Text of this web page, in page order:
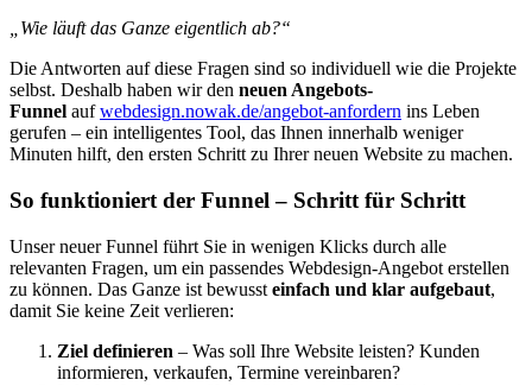
„Wie läuft das Ganze eigentlich ab?“
Die Antworten auf diese Fragen sind so individuell wie die Projekte
selbst. Deshalb haben wir den neuen Angebots-
Funnel aufwebdesign.nowak.de/angebot-anfordern ins Leben
gerufen – ein intelligentes Tool, das Ihnen innerhalb weniger
Minuten hilft, den ersten Schritt zu Ihrer neuen Website zu machen.
So funktioniert der Funnel – Schritt für Schritt
Unser neuer Funnel führt Sie in wenigen Klicks durch alle
relevanten Fragen, um ein passendes Webdesign-Angebot erstellen
zu können. Das Ganze ist bewusst einfach und klar aufgebaut,
damit Sie keine Zeit verlieren:
Ziel definieren – Was soll Ihre Website leisten? Kunden
informieren, verkaufen, Termine vereinbaren?